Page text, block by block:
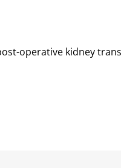
operative kidney